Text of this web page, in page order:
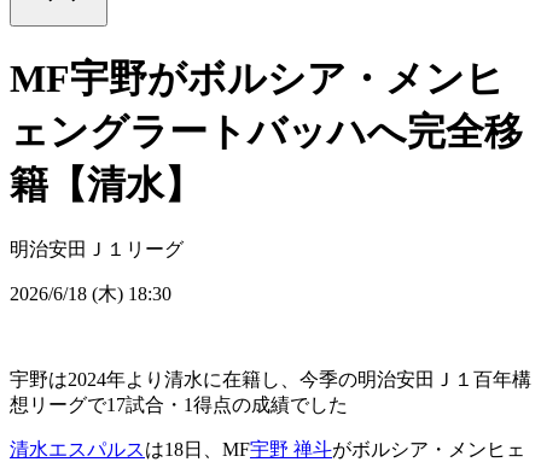
MF宇野がボルシア・メンヒ
ェングラートバッハへ完全移
籍【清水】
明治安田Ｊ１リーグ
2026/6/18 (木) 18:30
宇野は2024年より清水に在籍し、今季の明治安田Ｊ１百年構
想リーグで17試合・1得点の成績でした
清水エスパルスは18日、MF宇野 禅斗がボルシア・メンヒェ